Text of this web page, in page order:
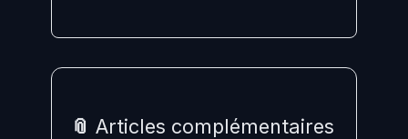
📎 Articles complémentaires